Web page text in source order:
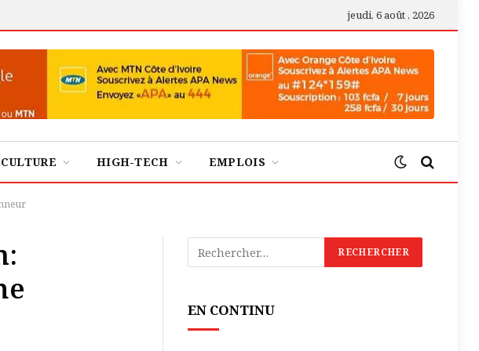
jeudi, 6 août , 2026
CULTURE HIGH-TECH EMPLOIS
EN CONTINU